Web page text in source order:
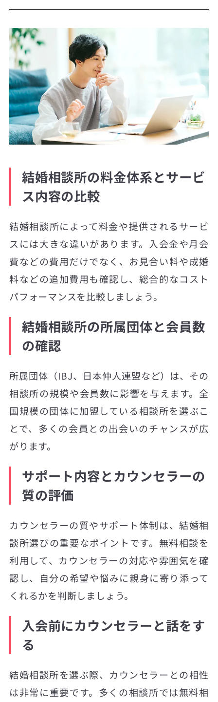
結婚相談所の料金体系とサービ
ス内容の比較
結婚相談所によって料金や提供されるサービ
スには大きな違いがあります。入会金や月会
費などの費用だけでなく、お見合い料や成婚
料などの追加費用も確認し、総合的なコスト
パフォーマンスを比較しましょう。
結婚相談所の所属団体と会員数
の確認
所属団体（IBJ、日本仲人連盟など）は、その
相談所の規模や会員数に影響を与えます。全
国規模の団体に加盟している相談所を選ぶこ
とで、多くの会員との出会いのチャンスが広
がります。
サポート内容とカウンセラーの
質の評価
カウンセラーの質やサポート体制は、結婚相
談所選びの重要なポイントです。無料相談を
利用して、カウンセラーの対応や雰囲気を確
認し、自分の希望や悩みに親身に寄り添って
くれるかを判断しましょう。
入会前にカウンセラーと話をす
る
結婚相談所を選ぶ際、カウンセラーとの相性
は非常に重要です。多くの相談所では無料相